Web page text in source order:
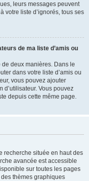
leurs messages peuvent
votre liste d’ignorés, tous ses
de ma liste d’amis ou
deux manières. Dans le
dans votre liste d’amis ou
vous pouvez ajouter
d’utilisateur. Vous pouvez
depuis cette même page.
recherche située en haut des
avancée est accessible
sur toutes les pages
thèmes graphiques